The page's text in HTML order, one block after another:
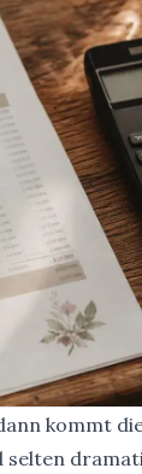
kommt
selten